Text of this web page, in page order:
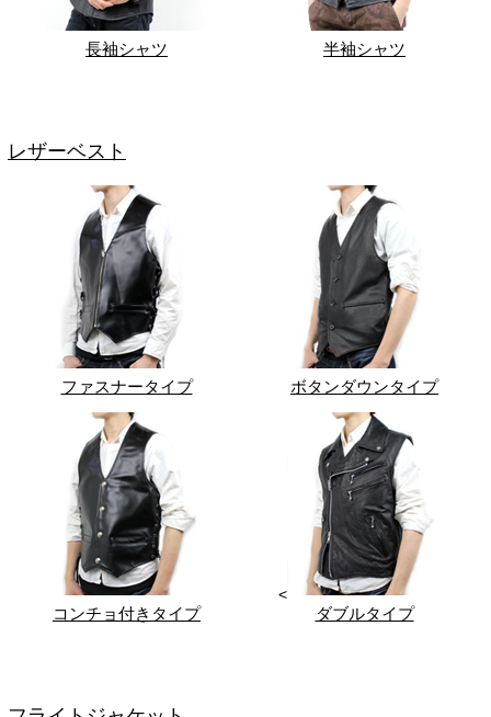
長袖シャツ 半袖シャツ
レザーベスト
ファスナータイプ ボタンダウンタイプ
コンチョ付きタイプ
<
ダブルタイプ